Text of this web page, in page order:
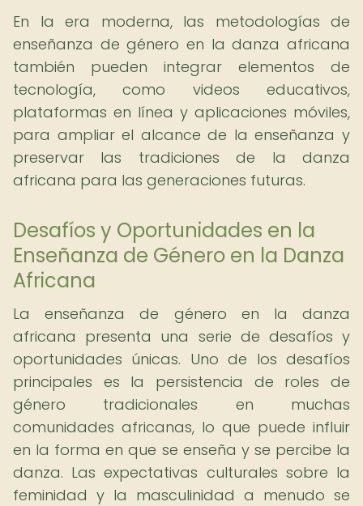
En la era moderna, las metodologías de
enseñanza de género en la danza africana
también pueden integrar elementos de
tecnología, como videos educativos,
plataformas en línea y aplicaciones móviles,
para ampliar el alcance de la enseñanza y
preservar las tradiciones de la danza
africana para las generaciones futuras.
Desafíos y Oportunidades en la
Enseñanza de Género en la Danza
Africana
La enseñanza de género en la danza
africana presenta una serie de desafíos y
oportunidades únicas. Uno de los desafíos
principales es la persistencia de roles de
género tradicionales en muchas
comunidades africanas, lo que puede influir
en la forma en que se enseña y se percibe la
danza. Las expectativas culturales sobre la
feminidad y la masculinidad a menudo se